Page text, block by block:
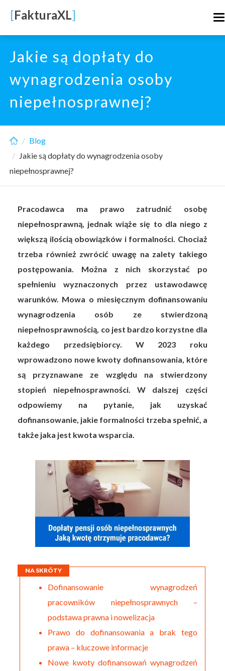
main
content
[FakturaXL]
Jakie są dopłaty do
wynagrodzenia osoby
niepełnosprawnej?
Blog
Jakie są dopłaty do wynagrodzenia osoby
niepełnosprawnej?
Pracodawca ma prawo zatrudnić osobę
niepełnosprawną, jednak wiąże się to dla niego z
większą ilością obowiązków i formalności. Chociaż
trzeba również zwrócić uwagę na zalety takiego
postępowania. Można z nich skorzystać po
spełnieniu wyznaczonych przez ustawodawcę
warunków. Mowa o miesięcznym dofinansowaniu
wynagrodzenia osób ze stwierdzoną
niepełnosprawnością, co jest bardzo korzystne dla
każdego przedsiębiorcy. W 2023 roku
wprowadzono nowe kwoty dofinansowania, które
są przyznawane ze względu na stwierdzony
stopień niepełnosprawności. W dalszej części
odpowiemy na pytanie, jak uzyskać
dofinansowanie, jakie formalności trzeba spełnić, a
także jaka jest kwota wsparcia.
NA SKRÓTY
Dofinansowanie wynagrodzeń
pracowników niepełnosprawnych –
podstawa prawna i nowelizacja
Prawo do dofinansowania a brak tego
prawa – kluczowe informacje
Nowe kwoty dofinansowań wynagrodzeń